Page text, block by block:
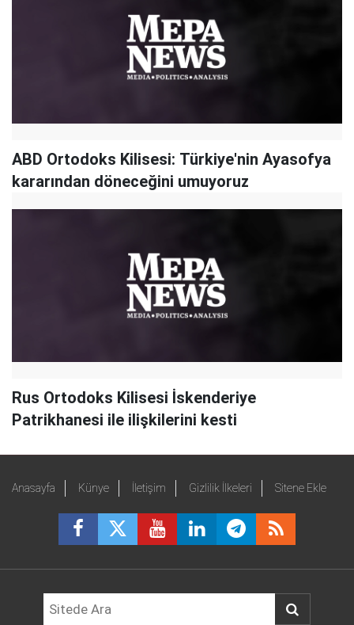
ABD Ortodoks Kilisesi: Türkiye'nin Ayasofya
kararından döneceğini umuyoruz
Rus Ortodoks Kilisesi İskenderiye
Patrikhanesi ile ilişkilerini kesti
Anasayfa Künye İletişim Gizlilik İlkeleri Sitene Ekle